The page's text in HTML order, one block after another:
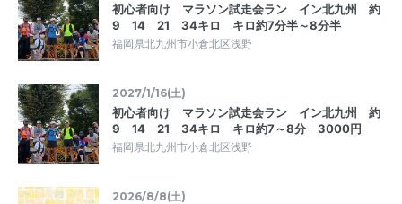
初心者向け マラソン試走会ラン イン北九州 約
9 14 21 34キロ キロ約7分半～8分半
福岡県北九州市小倉北区浅野
2027/1/16(土)
初心者向け マラソン試走会ラン イン北九州 約
9 14 21 34キロ キロ約7～8分 3000円
福岡県北九州市小倉北区浅野
2026/8/8(土)